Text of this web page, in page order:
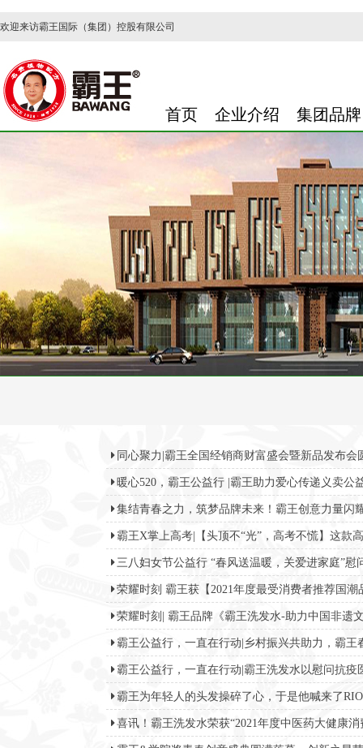
欢迎来访霸王国际（集团）控股有限公司
首页 企业介绍 集团品牌
同心聚力|霸王全国经销商财富盛会暨新品发布会
暖心520，霸王公益行 |霸王助力爱心传递义卖公
集结青春之力，筑梦品牌未来！霸王创意力量闪
霸王X掌上高考|【头顶不“光”，高考不慌】这款
三八妇女节公益行 “春风送温暖，关爱进家庭”慰
荣耀时刻 霸王获【2021年度最受消费者推荐国潮
荣耀时刻| 霸王品牌《霸王洗发水-助力中国非遗
霸王公益行，一直在行动|乡村振兴共助力，霸王
霸王公益行，一直在行动|霸王洗发水以慰问抗疫
霸王为年轻人的头发操碎了心，于是他喊来了
喜讯！霸王洗发水荣获“2021年度中医药大健康消